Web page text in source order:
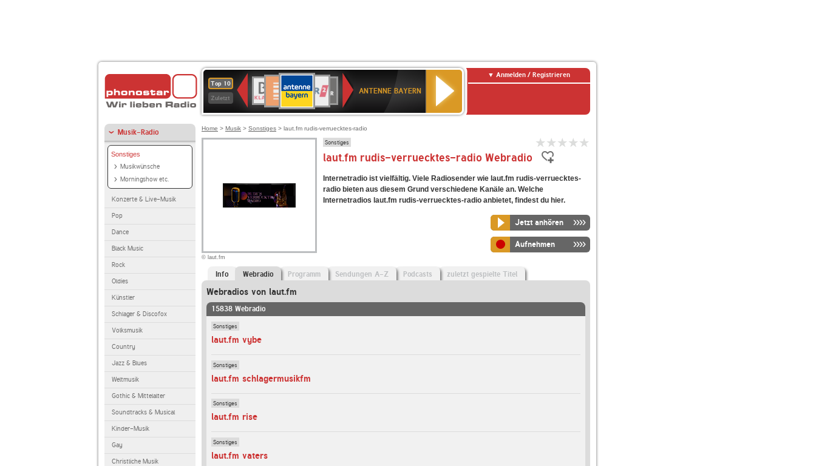
Top 10
Zuletzt
Deutschlandfunk
80er
90er
OLDIE
ANTENNE
SWR3
WDR
4
BR-
KLASSIK
Deutschlandfunk
KulturBAYERN
2
SWR
Kultur
NDR
2
ANTENNE BAYERN
Anmelden / Registrieren
Musik-Radio
Sonstiges
Musikwünsche
Morningshow etc.
Konzerte & Live-Musik
Pop
Dance
Black Music
Rock
Oldies
Künstler
Schlager & Discofox
Volksmusik
Country
Jazz & Blues
Weltmusik
Gothic & Mittelalter
Soundtracks & Musical
Kinder-Musik
Gay
Christliche Musik
Home > Musik > Sonstiges > laut.fm rudis-verruecktes-radio
© laut.fm
Sonstiges
laut.fm rudis-verruecktes-radio Webradio
Internetradio ist vielfältig. Viele Radiosender wie laut.fm rudis-verruecktes-
radio bieten aus diesem Grund verschiedene Kanäle an. Welche
Internetradios laut.fm rudis-verruecktes-radio anbietet, findest du hier.
Jetzt anhören
Aufnehmen
Info Webradio Programm Sendungen A-Z Podcasts zuletzt gespielte Titel
Webradios von laut.fm
15838 Webradio
Sonstiges
laut.fm vybe
Sonstiges
laut.fm schlagermusikfm
Sonstiges
laut.fm rise
Sonstiges
laut.fm vaters